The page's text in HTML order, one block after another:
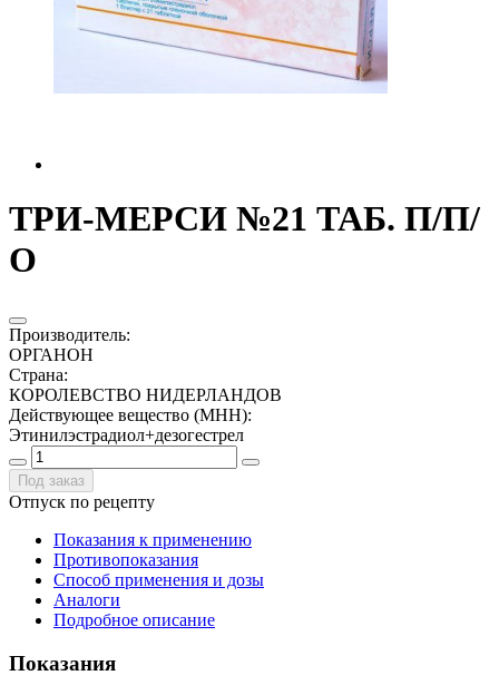
ТРИ-МЕРСИ №21 ТАБ. П/П/
О
Производитель:
ОРГАНОН
Страна:
КОРОЛЕВСТВО НИДЕРЛАНДОВ
Действующее вещество (МНН):
Этинилэстрадиол+дезогестрел
Под заказ
Отпуск по рецепту
Показания к применению
Противопоказания
Способ применения и дозы
Аналоги
Подробное описание
Показания